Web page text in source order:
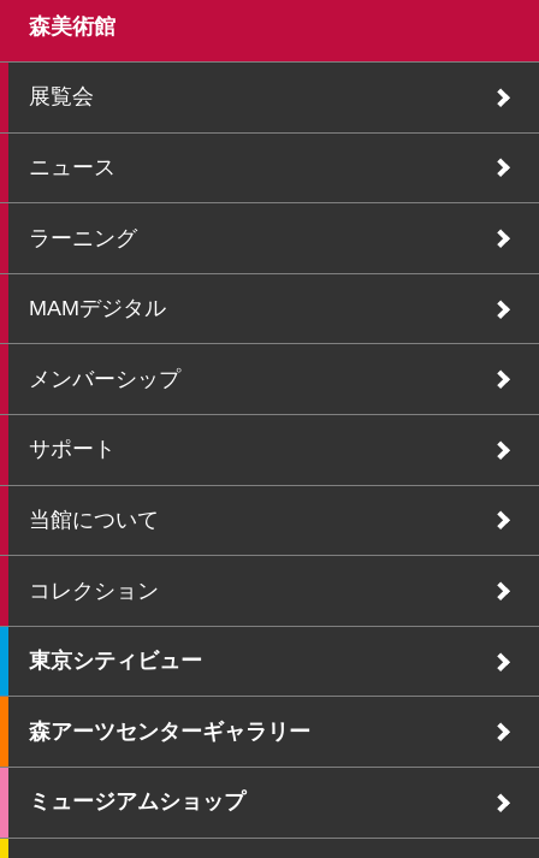
森美術館
展覧会
ニュース
ラーニング
MAMデジタル
メンバーシップ
サポート
当館について
コレクション
東京シティビュー
森アーツセンターギャラリー
ミュージアムショップ